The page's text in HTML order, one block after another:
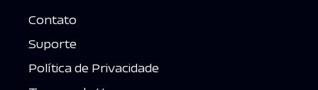
Contato
Suporte
Política de Privacidade